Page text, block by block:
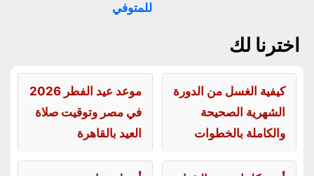
للمتوفي
اخترنا لك
كيفية الغسل من الدورة
الشهرية الصحيحة
والكاملة بالخطوات
موعد عيد الفطر 2026
في مصر وتوقيت صلاة
العيد بالقاهرة